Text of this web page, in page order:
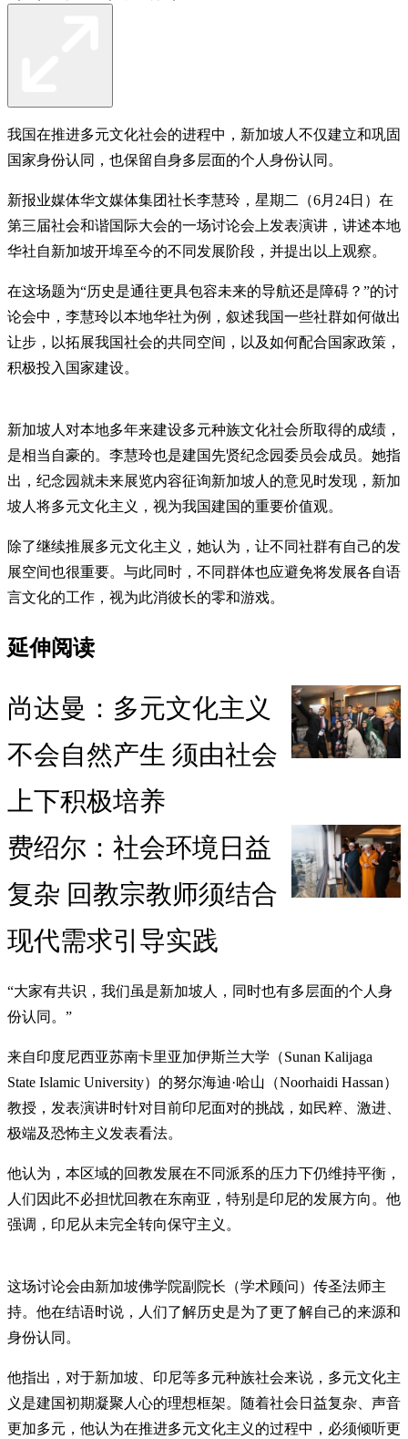
我国在推进多元文化社会的进程中，新加坡人不仅建立和巩固
国家身份认同，也保留自身多层面的个人身份认同。
新报业媒体华文媒体集团社长李慧玲，星期二（6月24日）在
第三届社会和谐国际大会的一场讨论会上发表演讲，讲述本地
华社自新加坡开埠至今的不同发展阶段，并提出以上观察。
在这场题为“历史是通往更具包容未来的导航还是障碍？”的讨
论会中，李慧玲以本地华社为例，叙述我国一些社群如何做出
让步，以拓展我国社会的共同空间，以及如何配合国家政策，
积极投入国家建设。
新加坡人对本地多年来建设多元种族文化社会所取得的成绩，
是相当自豪的。李慧玲也是建国先贤纪念园委员会成员。她指
出，纪念园就未来展览内容征询新加坡人的意见时发现，新加
坡人将多元文化主义，视为我国建国的重要价值观。
除了继续推展多元文化主义，她认为，让不同社群有自己的发
展空间也很重要。与此同时，不同群体也应避免将发展各自语
言文化的工作，视为此消彼长的零和游戏。
延伸阅读
尚达曼：多元文化主义
不会自然产生 须由社会
上下积极培养
费绍尔：社会环境日益
复杂 回教宗教师须结合
现代需求引导实践
“大家有共识，我们虽是新加坡人，同时也有多层面的个人身
份认同。”
来自印度尼西亚苏南卡里亚加伊斯兰大学（Sunan Kalijaga
State Islamic University）的努尔海迪·哈山（Noorhaidi Hassan）
教授，发表演讲时针对目前印尼面对的挑战，如民粹、激进、
极端及恐怖主义发表看法。
他认为，本区域的回教发展在不同派系的压力下仍维持平衡，
人们因此不必担忧回教在东南亚，特别是印尼的发展方向。他
强调，印尼从未完全转向保守主义。
这场讨论会由新加坡佛学院副院长（学术顾问）传圣法师主
持。他在结语时说，人们了解历史是为了更了解自己的来源和
身份认同。
他指出，对于新加坡、印尼等多元种族社会来说，多元文化主
义是建国初期凝聚人心的理想框架。随着社会日益复杂、声音
更加多元，他认为在推进多元文化主义的过程中，必须倾听更